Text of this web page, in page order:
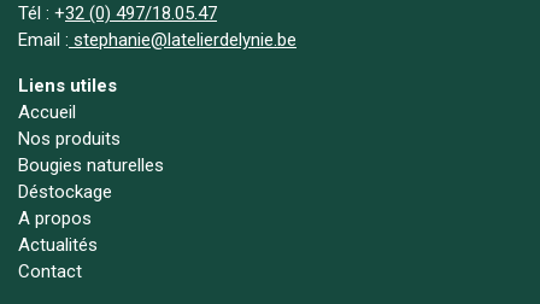
Tél : +32 (0) 497/18.05.47
Email : stephanie@latelierdelynie.be
Liens utiles
Accueil
Nos produits
Bougies naturelles
Déstockage
A propos
Actualités
Contact